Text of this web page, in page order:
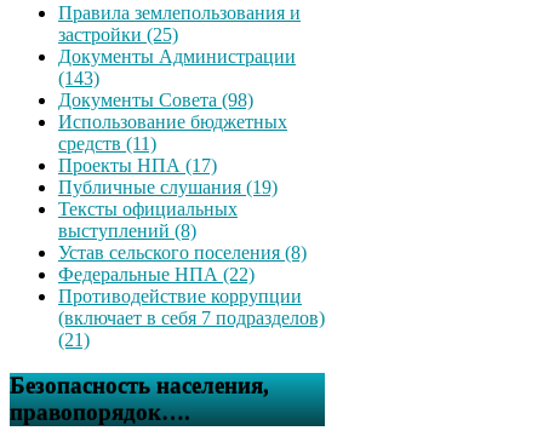
Правила землепользования и
застройки (25)
Документы Администрации
(143)
Документы Совета (98)
Использование бюджетных
средств (11)
Проекты НПА (17)
Публичные слушания (19)
Тексты официальных
выступлений (8)
Устав сельского поселения (8)
Федеральные НПА (22)
Противодействие коррупции
(включает в себя 7 подразделов)
(21)
Безопасность населения,
правопорядок….